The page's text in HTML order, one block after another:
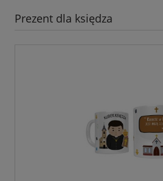
Prezent dla księdza